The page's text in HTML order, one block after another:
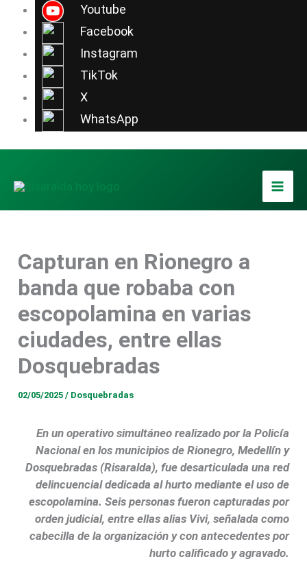
Youtube
Facebook
Instagram
TikTok
X
WhatsApp
contenido
Capturan en Rionegro a
banda que robaba con
escopolamina en varias
ciudades, entre ellas
Dosquebradas
02/05/2025/ Dosquebradas
En un operativo simultáneo realizado por la Policía
Nacional en los municipios de Rionegro, Medellín y
Dosquebradas (Risaralda), fue desarticulada una red
delincuencial dedicada al hurto mediante el uso de
escopolamina. Seis personas fueron capturadas por
orden judicial, entre ellas alias Vivi, señalada como
cabecilla de la organización y con antecedentes por
hurto calificado y agravado.